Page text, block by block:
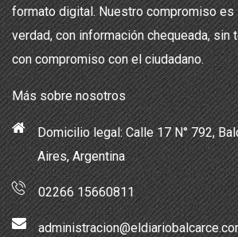
formato digital. Nuestro compromiso es
verdad, con información chequeada, sin
con compromiso con el ciudadano.
Más sobre nosotros
Domicilio legal: Calle 17 N° 792,
Aires, Argentina
02266 15660811